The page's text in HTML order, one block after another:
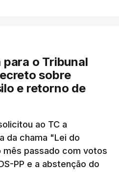
justo e transparente".
reduzir burocracias,
garantir que os apoios
estaremos a dar
argumenta o
é
o Tribunal
sobre
e retorno de
ao TC a
da chama "Lei do
mês passado com votos
PP e a abstenção do